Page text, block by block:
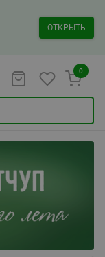
ОТКРЫТЬ
0